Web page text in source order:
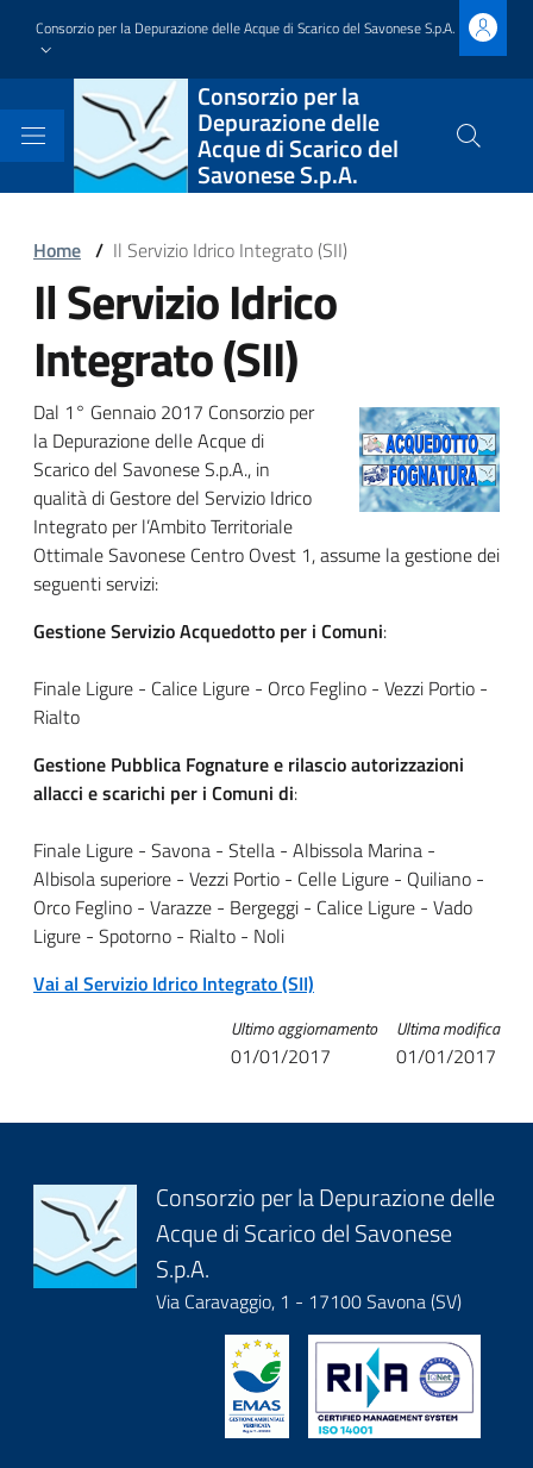
contenuto
Consorzio per la Depurazione delle Acque di Scarico del Savonese S.p.A.
Block
it-
block-
brandingdelsito
Consorzio per la
Depurazione delle
Acque di Scarico del
Savonese S.p.A.
Cerca
sito
Block
it-
block-
italiagov-
breadcrumbs
Home / Il Servizio Idrico Integrato (SII)
Block
it-
block-
italiagov-
page-
title
Il Servizio Idrico
Integrato (SII)
Block
it-
block-
italiagov-
content
Dal 1° Gennaio 2017 Consorzio per
la Depurazione delle Acque di
Scarico del Savonese S.p.A., in
qualità di Gestore del Servizio Idrico
Integrato per l’Ambito Territoriale
Ottimale Savonese Centro Ovest 1, assume la gestione dei
seguenti servizi:
Gestione Servizio Acquedotto per i Comuni:
Finale Ligure - Calice Ligure - Orco Feglino - Vezzi Portio -
Rialto
Gestione Pubblica Fognature e rilascio autorizzazioni
allacci e scarichi per i Comuni di:
Finale Ligure - Savona - Stella - Albissola Marina -
Albisola superiore - Vezzi Portio - Celle Ligure - Quiliano -
Orco Feglino - Varazze - Bergeggi - Calice Ligure - Vado
Ligure - Spotorno - Rialto - Noli
Vai al Servizio Idrico Integrato (SII)
Ultima modifica
01/01/2017
Ultimo aggiornamento
01/01/2017
Block
it-
block-
logoeintestazionedelsito
Consorzio per la Depurazione delle
Acque di Scarico del Savonese
S.p.A.
Via Caravaggio, 1 - 17100 Savona (SV)